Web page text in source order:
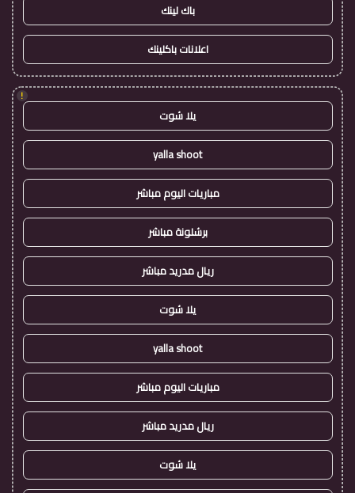
باك لينك
اعلانات باكلينك
!
يلا شوت
yalla shoot
مباريات اليوم مباشر
برشلونة مباشر
ريال مدريد مباشر
يلا شوت
yalla shoot
مباريات اليوم مباشر
ريال مدريد مباشر
يلا شوت